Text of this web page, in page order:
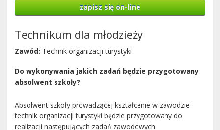
zapisz się on-line
Technikum dla młodzieży
Zawód: Technik organizacji turystyki
Do wykonywania jakich zadań będzie przygotowany
absolwent szkoły?
Absolwent szkoły prowadzącej kształcenie w zawodzie
technik organizacji turystyki będzie przygotowany do
realizacji następujących zadań zawodowych: